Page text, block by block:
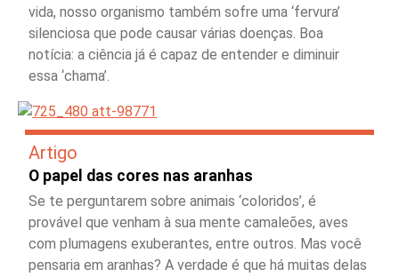
vida, nosso organismo também sofre uma ‘fervura’
silenciosa que pode causar várias doenças. Boa
notícia: a ciência já é capaz de entender e diminuir
essa ‘chama’.
Artigo
O papel das cores nas aranhas
Se te perguntarem sobre animais ‘coloridos’, é
provável que venham à sua mente camaleões, aves
com plumagens exuberantes, entre outros. Mas você
pensaria em aranhas? A verdade é que há muitas delas